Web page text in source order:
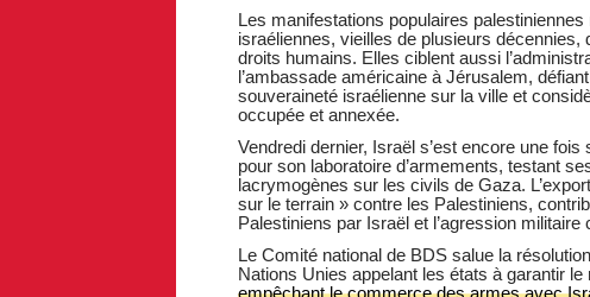
Les manifestations populaires
israéliennes, vieilles de plusieurs décennies,
droits humains. Elles ciblent aussi
l’ambassade américaine à Jérusalem,
souveraineté israélienne sur la ville et
occupée et annexée.
Vendredi dernier, Israël s’est encore une
pour son laboratoire d’armements, testant
lacrymogènes sur les civils de Gaza.
sur le terrain » contre les Palestiniens,
Palestiniens par Israël et l’agression militaire
Le Comité national de BDS salue la
Nations Unies appelant les états à garantir
empêchant le commerce des armes avec